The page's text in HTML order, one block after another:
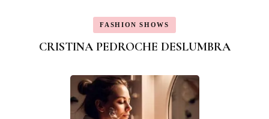
FASHION SHOWS
CRISTINA PEDROCHE DESLUMBRA